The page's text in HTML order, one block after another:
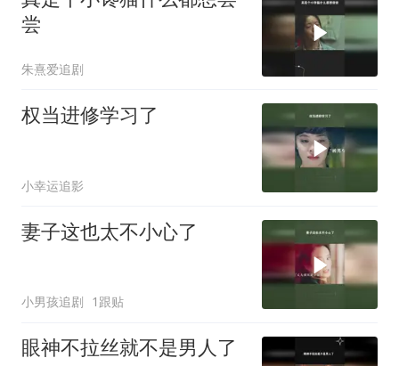
尝
朱熹爱追剧
权当进修学习了
小幸运追影
妻子这也太不小心了
小男孩追剧 1跟贴
眼神不拉丝就不是男人了